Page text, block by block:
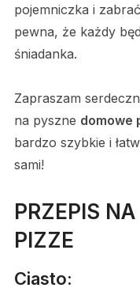
pojemniczka i
pewna, że każdy
śniadanka.
Zapraszam
na pyszne domowe
bardzo szybkie i
sami!
PRZEPIS
PIZZE
Ciasto: